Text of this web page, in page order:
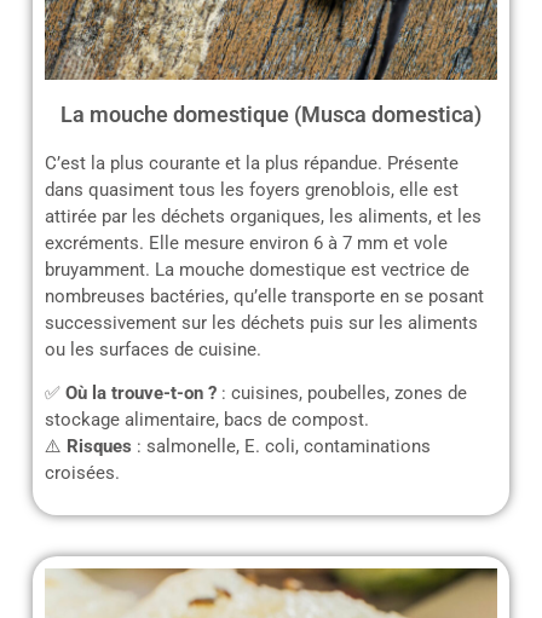
La mouche domestique (Musca domestica)
C’est la plus courante et la plus répandue. Présente
dans quasiment tous les foyers grenoblois, elle est
attirée par les déchets organiques, les aliments, et les
excréments. Elle mesure environ 6 à 7 mm et vole
bruyamment. La mouche domestique est vectrice de
nombreuses bactéries, qu’elle transporte en se posant
successivement sur les déchets puis sur les aliments
ou les surfaces de cuisine.
✅ Où la trouve-t-on ? : cuisines, poubelles, zones de
stockage alimentaire, bacs de compost.
⚠️ Risques : salmonelle, E. coli, contaminations
croisées.